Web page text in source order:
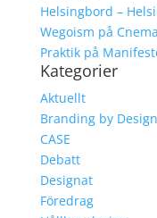
Helsingbord –
Wegoism på
Praktik på
Kategorier
Aktuellt
Branding by
CASE
Debatt
Designat
Föredrag